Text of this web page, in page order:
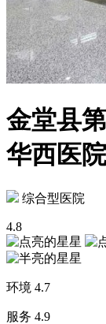
金堂县
华西医
综合型医院
4.8
环境 4.7
服务 4.9